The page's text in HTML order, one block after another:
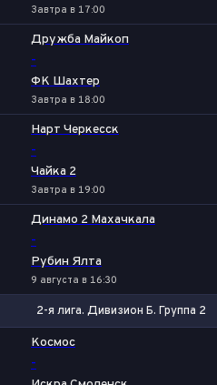
Завтра в 17:00
Дружба Майкоп
-
ФК Шахтер
Завтра в 18:00
Нарт Черкесск
-
Чайка 2
Завтра в 19:00
Динамо 2 Махачкала
-
Рубин Ялта
9 августа в 16:30
2-я лига. Дивизион Б. Группа 2
Космос
-